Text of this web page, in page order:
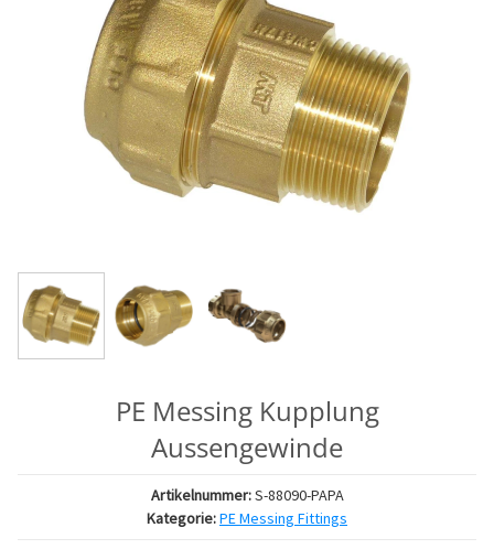
PE Messing Kupplung
Aussengewinde
Artikelnummer:S-88090-PAPA
Kategorie:PE Messing Fittings